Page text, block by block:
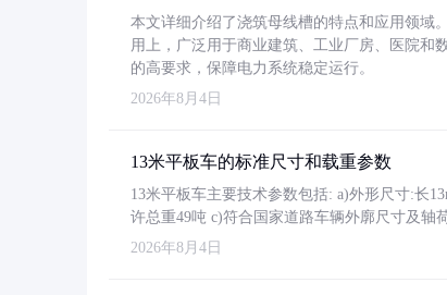
本文详细介绍了浇筑母线槽的特点和应用领域
用上，广泛用于商业建筑、工业厂房、医院和
的高要求，保障电力系统稳定运行。
2026年8月4日
13米平板车的标准尺寸和载重参数
13米平板车主要技术参数包括: a)外形尺寸:长
许总重49吨 c)符合国家道路车辆外廓尺寸及轴
2026年8月4日